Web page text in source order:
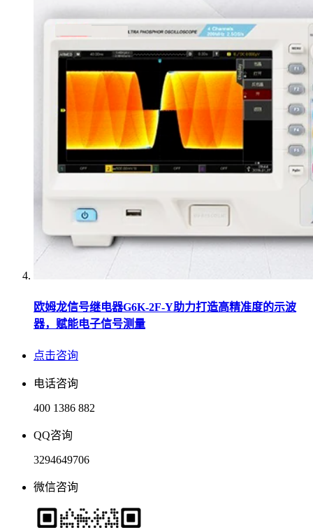
欧姆龙信号继电器G6K-2F-Y助力打造高精准度的示波
器，赋能电子信号测量
点击咨询
电话咨询
400 1386 882
QQ咨询
3294649706
微信咨询